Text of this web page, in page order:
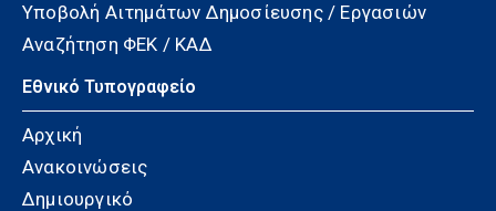
Υποβολή Αιτημάτων Δημοσίευσης / Εργασιών
Αναζήτηση ΦΕΚ / ΚΑΔ
Εθνικό Τυπογραφείο
Αρχική
Ανακοινώσεις
Δημιουργικό